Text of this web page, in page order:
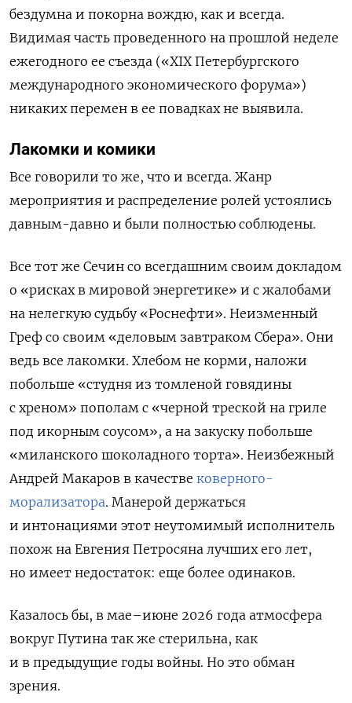
бездумна и покорна вождю, как и всегда.
Видимая часть проведенного на прошлой неделе
ежегодного ее съезда («XIX Петербургского
международного экономического форума»)
никаких перемен в ее повадках не выявила.
Лакомки и комики
Все говорили то же, что и всегда. Жанр
мероприятия и распределение ролей устоялись
давным-давно и были полностью соблюдены.
Все тот же Сечин со всегдашним своим докладом
о «рисках в мировой энергетике» и с жалобами
на нелегкую судьбу «Роснефти». Неизменный
Греф со своим «деловым завтраком Сбера». Они
ведь все лакомки. Хлебом не корми, наложи
побольше «студня из томленой говядины
с хреном» пополам с «черной треской на гриле
под икорным соусом», а на закуску побольше
«миланского шоколадного торта». Неизбежный
Андрей Макаров в качестве коверного-
морализатора. Манерой держаться
и интонациями этот неутомимый исполнитель
похож на Евгения Петросяна лучших его лет,
но имеет недостаток: еще более одинаков.
Казалось бы, в мае–июне 2026 года атмосфера
вокруг Путина так же стерильна, как
и в предыдущие годы войны. Но это обман
зрения.